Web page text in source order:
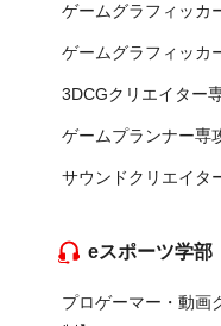
ゲームグラフィッカ
ゲームグラフィッカ
3DCGクリエイター
ゲームプランナー専
サウンドクリエイタ
eスポーツ学部
プロゲーマー・動画